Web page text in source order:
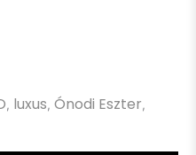
, luxus, Ónodi Eszter,